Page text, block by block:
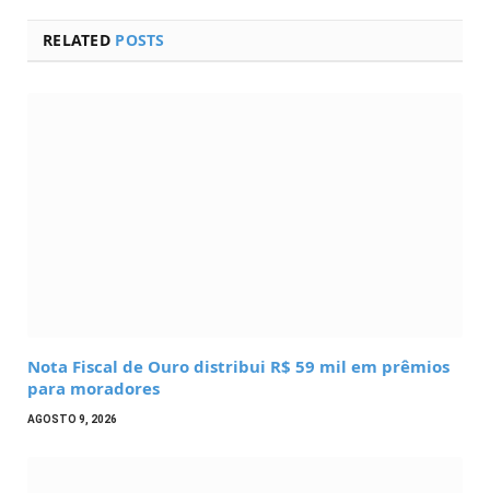
RELATED POSTS
Nota Fiscal de Ouro distribui R$ 59 mil em prêmios
para moradores
AGOSTO 9, 2026